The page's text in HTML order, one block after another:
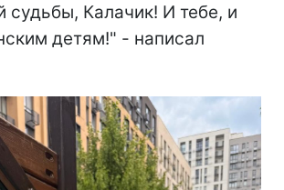
судьбы, Калачик! И тебе, и
детям!" - написал